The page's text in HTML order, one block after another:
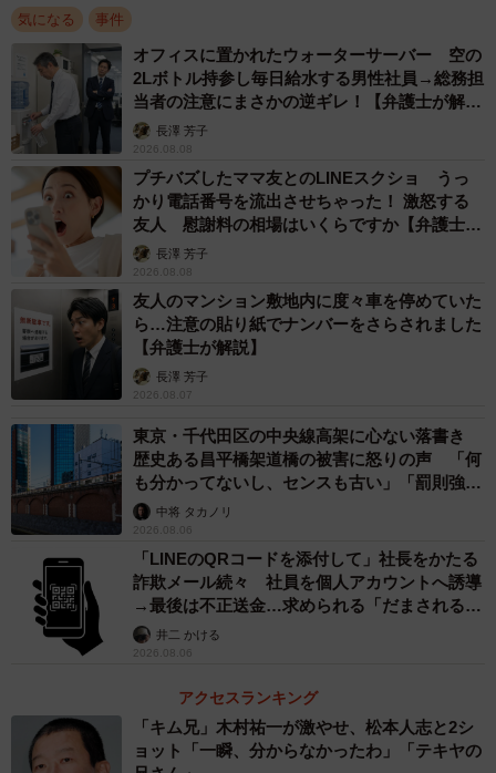
3/6
よく見るとデミオや川面に花びらが舞い降りています（提供画像）
香南市によると、デミオを引き上げるため、4月3日に用水
路に流れる水を止めました。水が引いた用水路に別の車が
入って、デミオを橋の下まで引っ張り、橋の上の作業車が
車体を用水路から引き上げました。
関係者の話によると、デミオに乗っていた夫婦は用水路に
落ちる前に車から離れており、無事だったといいます。
「のいちあじさい街道」は今回の引き上げ作業のため、ア
ースを作りました。5月下旬から6月にかけて、用水路沿い
約1キロに植えられたアジサイが見ごろを迎えます。関係者
は「今度は車ではなく、アジサイを見に来てください」と
話していました。
気になる 事件
オフィスに置かれたウォーターサーバー 空の
2Lボトル持参し毎日給水する男性社員→総務担
当者の注意にまさかの逆ギレ！【弁護士が解
説】長澤 芳子
2026.08.08
プチバズしたママ友とのLINEスクショ うっ
かり電話番号を流出させちゃった！ 激怒する
友人 慰謝料の相場はいくらですか【弁護士が
解説】長澤 芳子
2026.08.08
友人のマンション敷地内に度々車を停めていた
ら…注意の貼り紙でナンバーをさらされました
【弁護士が解説】
長澤 芳子
2026.08.07
東京・千代田区の中央線高架に心ない落書き
歴史ある昌平橋架道橋の被害に怒りの声 「何
も分かってないし、センスも古い」「罰則強化
して」中将 タカノリ
2026.08.06
「LINEのQRコードを添付して」社長をかたる
詐欺メール続々 社員を個人アカウントへ誘導
→最後は不正送金…求められる「だまされる前
提」の対策
井二 かける
2026.08.06
アクセスランキング
「キム兄」木村祐一が激やせ、松本人志と2シ
ョット「一瞬、分からなかったわ」「テキヤの